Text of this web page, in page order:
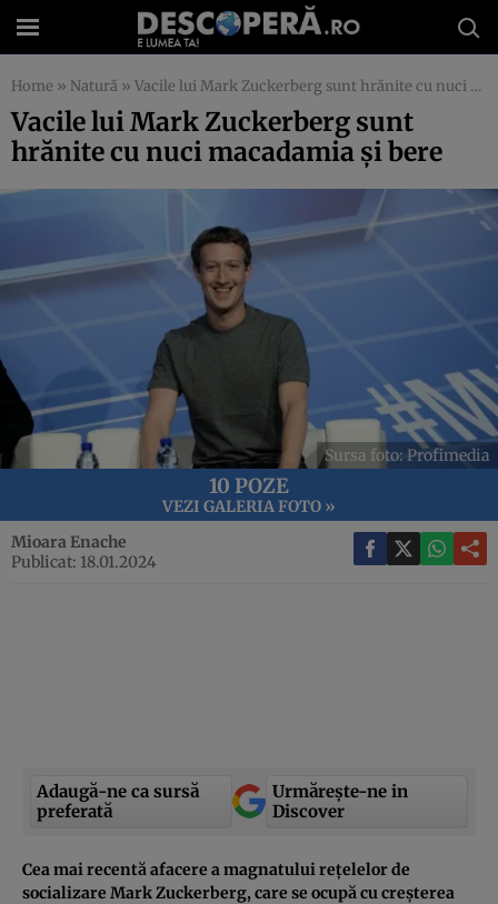
Home » Natură » Vacile lui Mark Zuckerberg sunt hrănite cu nuci macadamia și bere
Vacile lui Mark Zuckerberg sunt
hrănite cu nuci macadamia și bere
Sursa foto: Profimedia
10 POZE
VEZI GALERIA FOTO »
Mioara Enache
Publicat: 18.01.2024
Adaugă-ne ca sursă
preferată
Urmărește-ne in
Discover
Cea mai recentă afacere a magnatului rețelelor de
socializare Mark Zuckerberg, care se ocupă cu creșterea